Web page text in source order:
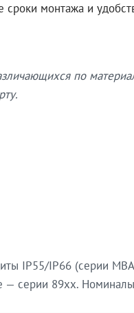
сроки монтажа и
по
IP55/IP66 (серии
89xx.